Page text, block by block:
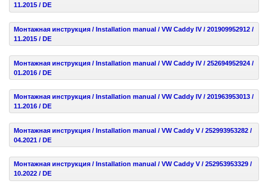
11.2015 / DE
Монтажная инструкция / Installation manual / VW Caddy IV / 201909952912 /
11.2015 / DE
Монтажная инструкция / Installation manual / VW Caddy IV / 252694952924 /
01.2016 / DE
Монтажная инструкция / Installation manual / VW Caddy IV / 201963953013 /
11.2016 / DE
Монтажная инструкция / Installation manual / VW Caddy V / 252993953282 /
04.2021 / DE
Монтажная инструкция / Installation manual / VW Caddy V / 252953953329 /
10.2022 / DE